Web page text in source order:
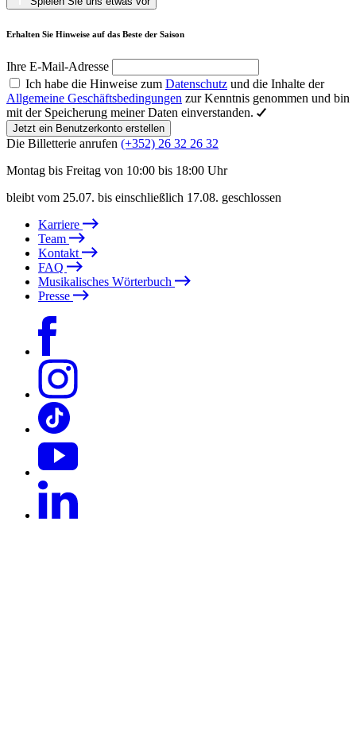
Erhalten Sie Hinweise auf das Beste der Saison
Ihre E-Mail-Adresse
Ich habe die Hinweise zum Datenschutz und die Inhalte der
Allgemeine Geschäftsbedingungen zur Kenntnis genommen und bin
mit der Speicherung meiner Daten einverstanden.
Jetzt ein Benutzerkonto erstellen
Die Billetterie anrufen (+352) 26 32 26 32
Montag bis Freitag von 10:00 bis 18:00 Uhr
bleibt vom 25.07. bis einschließlich 17.08. geschlossen
Karriere
Team
Kontakt
FAQ
Musikalisches Wörterbuch
Presse